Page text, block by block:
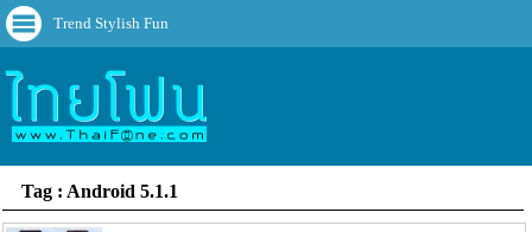
Trend Stylish Fun
Tag : Android 5.1.1